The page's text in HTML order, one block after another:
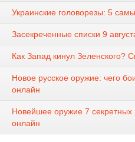
Украинские головорезы: 5
Засекреченные списки 9
Как Запад кинул Зеленского?
Новое русское оружие: чего
онлайн
Новейшее оружие 7
онлайн